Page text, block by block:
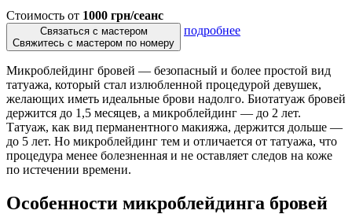
Стоимость от 1000 грн/сеанс
Связаться с мастером
Свяжитесь с мастером по номеру
подробнее
Микроблейдинг бровей — безопасный и более простой вид
татуажа, который стал излюбленной процедурой девушек,
желающих иметь идеальные брови надолго. Биотатуаж бровей
держится до 1,5 месяцев, а микроблейдинг — до 2 лет.
Татуаж, как вид перманентного макияжа, держится дольше —
до 5 лет. Но микроблейдинг тем и отличается от татуажа, что
процедура менее болезненная и не оставляет следов на коже
по истечении времени.
Особенности микроблейдинга бровей